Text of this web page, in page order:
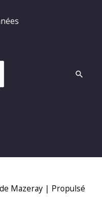
Mazeray| Propulsé